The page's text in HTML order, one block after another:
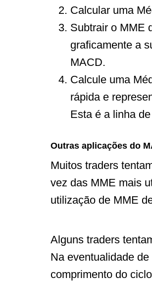
Calcular uma
Subtrair o MME
graficamente a
MACD.
Calcule uma
rápida e
Esta é a linha
Outras aplicações do
Muitos traders
vez das MME mais
utilização de MME
Alguns traders
Na eventualidade
comprimento do